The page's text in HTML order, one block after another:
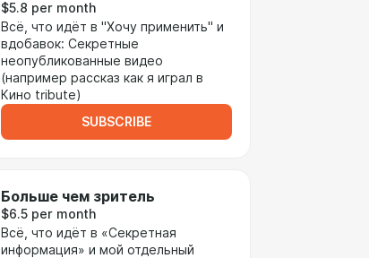
$5.8 per month
Всё, что идёт в "Хочу применить" и
вдобавок: Секретные
неопубликованные видео
(например рассказ как я играл в
Кино tribute)
SUBSCRIBE
Больше чем зритель
$6.5 per month
Всё, что идёт в «Секретная
информация» и мой отдельный